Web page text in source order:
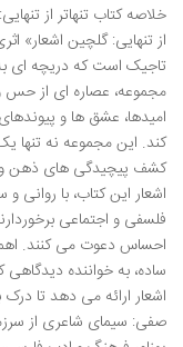
خلاصه کتاب تنهاتر از
از تنهایی: گلچین اشعار»
تاجیک است که دریچه ای
مجموعه، عصاره ای از حس
امیدها، عشق ها و
کند. این مجموعه نه تنها
کشف پیچیدگی های ذهن و
اشعار این کتاب، با روانی
فلسفی و اجتماعی
احساس دعوت می کنند.
ساده، به خواننده دیدگاهی
اشعار ارائه می دهد تا
صفی: سیمای شاعری از